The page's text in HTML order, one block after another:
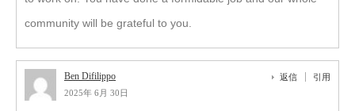
community will be grateful to you.
Ben Difilippo
2025年 6月 30日
返信 引用